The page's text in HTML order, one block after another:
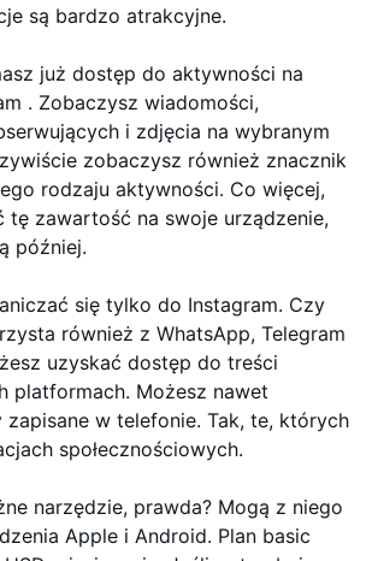
są bardzo atrakcyjne.
już dostęp do aktywności na
. Zobaczysz wiadomości,
i zdjęcia na wybranym
zobaczysz również znacznik
rodzaju aktywności. Co więcej,
tę zawartość na swoje urządzenie,
później.
się tylko do Instagram. Czy
również z WhatsApp, Telegram
uzyskać dostęp do treści
platformach. Możesz nawet
w telefonie. Tak, te, których
społecznościowych.
narzędzie, prawda? Mogą z niego
Apple i Android. Plan basic